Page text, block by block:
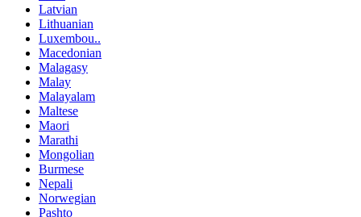
Latvian
Lithuanian
Luxembou..
Macedonian
Malagasy
Malay
Malayalam
Maltese
Maori
Marathi
Mongolian
Burmese
Nepali
Norwegian
Pashto